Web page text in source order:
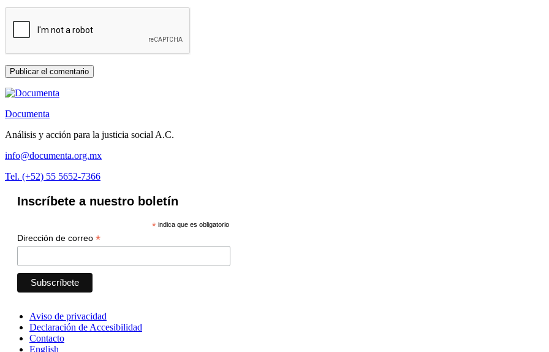
Documenta
Análisis y acción para la justicia social A.C.
info@documenta.org.mx
Tel. (+52) 55 5652-7366
Inscríbete a nuestro boletín
*indica que es obligatorio
Dirección de correo *
Aviso de privacidad
Declaración de Accesibilidad
Contacto
English